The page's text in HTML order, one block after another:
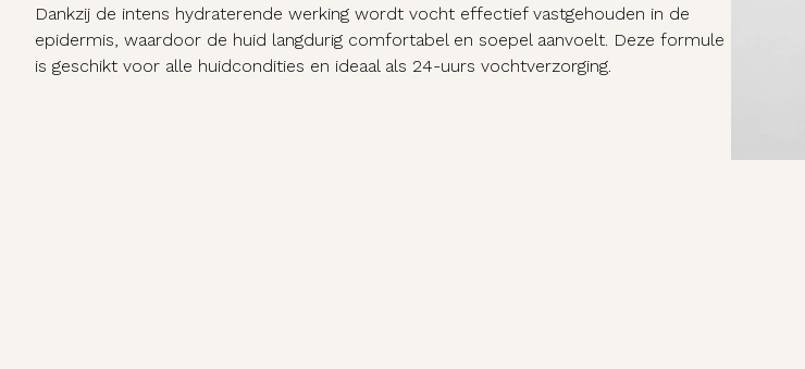
Dankzij de intens hydraterende werking wordt vocht effectief vastgehouden in de
epidermis, waardoor de huid langdurig comfortabel en soepel aanvoelt. Deze formule
is geschikt voor alle huidcondities en ideaal als 24-uurs vochtverzorging.